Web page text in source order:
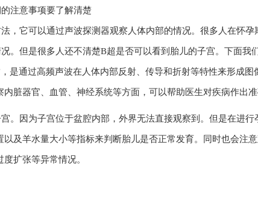
注意事项要了解清楚
，它可以通过声波探测器观察人体内部的情况。很多人在怀孕
。但是很多人还不清楚B超是否可以看到胎儿的子宫。下面我
是通过高频声波在人体内部反射、传导和折射等特性来形成图
脏器官、血管、神经系统等方面，可以帮助医生对疾病作出准
。因为子宫位于盆腔内部，外界无法直接观察到。但是在进行
以及羊水量大小等指标来判断胎儿是否正常发育。同时也会注
扩张等异常情况。